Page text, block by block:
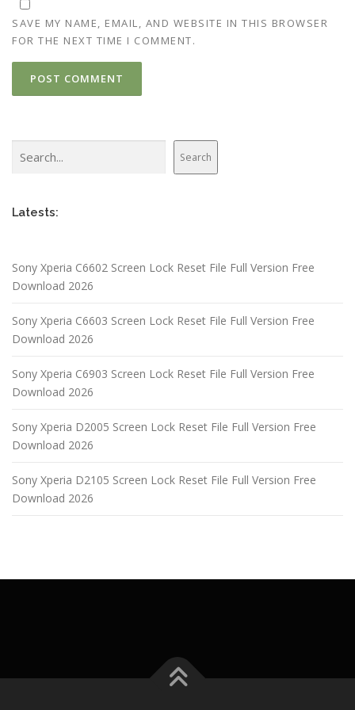
SAVE MY NAME, EMAIL, AND WEBSITE IN THIS BROWSER
FOR THE NEXT TIME I COMMENT.
Search
Latests:
Sony Xperia C6602 Screen Lock Reset File Full Version Free
Download 2026
Sony Xperia C6603 Screen Lock Reset File Full Version Free
Download 2026
Sony Xperia C6903 Screen Lock Reset File Full Version Free
Download 2026
Sony Xperia D2005 Screen Lock Reset File Full Version Free
Download 2026
Sony Xperia D2105 Screen Lock Reset File Full Version Free
Download 2026